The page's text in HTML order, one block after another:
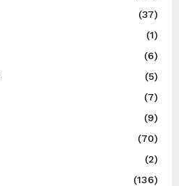
(37)
(1)
(6)
(5)
(7)
(9)
(70)
(2)
(136)